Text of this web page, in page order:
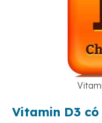
Vitamin D3